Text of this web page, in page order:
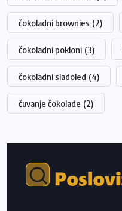
čokoladni brownies (2)
čokoladni pokloni (3)
čokoladni sladoled (4)
čuvanje čokolade (2)